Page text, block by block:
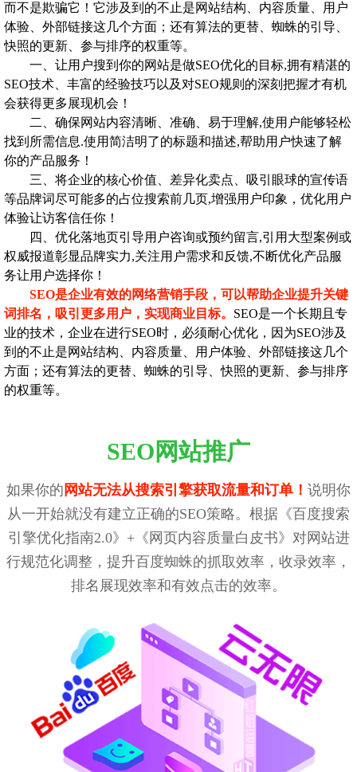
而不是欺骗它！它涉及到的不止是网站结构、内容质量、用户
体验、外部链接这几个方面；还有算法的更替、蜘蛛的引导、
快照的更新、参与排序的权重等。
一、让用户搜到你的网站是做SEO优化的目标,拥有精湛的
SEO技术、丰富的经验技巧以及对SEO规则的深刻把握才有机
会获得更多展现机会！
二、确保网站内容清晰、准确、易于理解,使用户能够轻松
找到所需信息.使用简洁明了的标题和描述,帮助用户快速了解
你的产品服务！
三、将企业的核心价值、差异化卖点、吸引眼球的宣传语
等品牌词尽可能多的占位搜索前几页,增强用户印象，优化用户
体验让访客信任你！
四、优化落地页引导用户咨询或预约留言,引用大型案例或
权威报道彰显品牌实力,关注用户需求和反馈,不断优化产品服
务让用户选择你！
SEO是企业有效的网络营销手段，可以帮助企业提升关键
词排名，吸引更多用户，实现商业目标。 SEO是一个长期且专
业的技术，企业在进行SEO时，必须耐心优化，因为SEO涉及
到的不止是网站结构、内容质量、用户体验、外部链接这几个
方面；还有算法的更替、蜘蛛的引导、快照的更新、参与排序
的权重等。
SEO网站推广
如果你的 网站无法从搜索引擎获取流量和订单！ 说明你
从一开始就没有建立正确的SEO策略。根据《百度搜索
引擎优化指南2.0》+《网页内容质量白皮书》对网站进
行规范化调整，提升百度蜘蛛的抓取效率，收录效率，
排名展现效率和有效点击的效率。